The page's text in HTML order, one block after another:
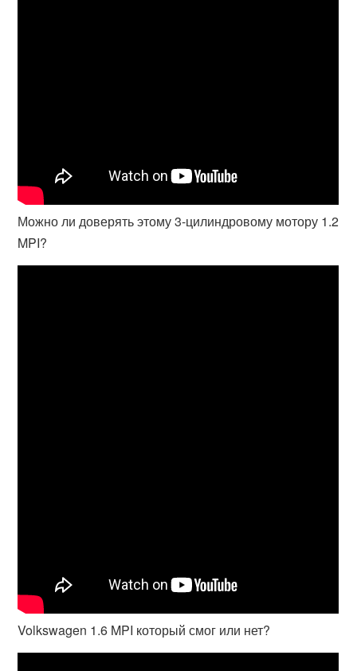
Можно ли доверять этому 3-цилиндровому мотору 1.2
MPI?
Volkswagen 1.6 MPI который смог или нет?